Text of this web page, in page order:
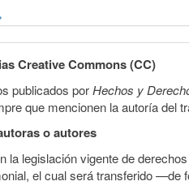
Creative Commons (CC)
publicados porHechos y
que mencionen la autoría del
o autores
la legislación vigente de
el cual será transferido